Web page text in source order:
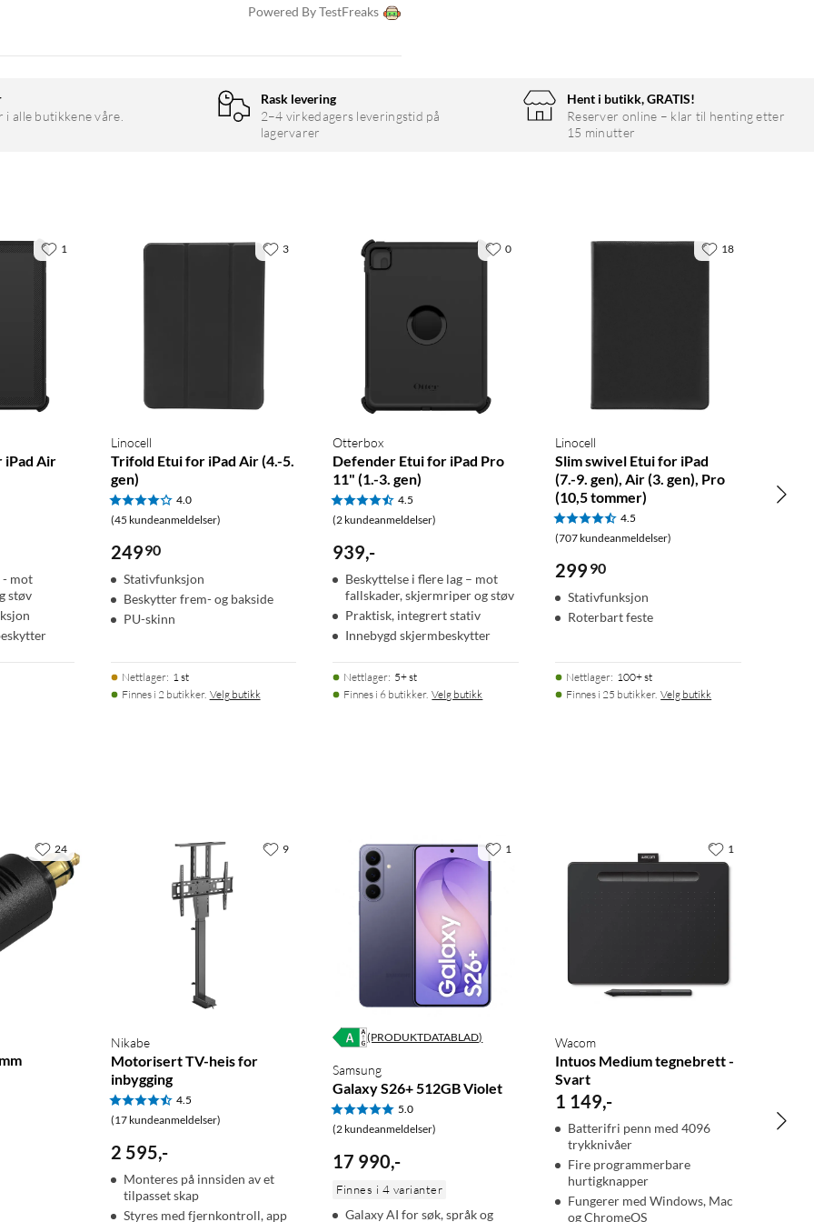
Powered By TestFreaks
alle butikkene våre.
Rask levering
2–4 virkedagers leveringstid på
lagervarer
Hent i butikk, GRATIS!
Reserver online – klar til henting etter
15 minutter
iPad Air
- mot
støv
1
Linocell
Trifold Etui for iPad Air (4.-5.
gen)
4.0
(45 kundeanmeldelser)
24990
Stativfunksjon
Beskytter frem- og bakside
PU-skinn
Nettlager: 1 st
Finnes i 2 butikker. Velg butikk
3
Otterbox
Defender Etui for iPad Pro
11" (1.-3. gen)
4.5
(2 kundeanmeldelser)
939,-
Beskyttelse i flere lag – mot
fallskader, skjermriper og støv
Praktisk, integrert stativ
Innebygd skjermbeskytter
Nettlager: 5+ st
Finnes i 6 butikker. Velg butikk
0
Linocell
Slim swivel Etui for iPad
(7.-9. gen), Air (3. gen), Pro
(10,5 tommer)
4.5
(707 kundeanmeldelser)
299 90
Stativfunksjon
Roterbart feste
Nettlager: 100+ st
Finnes i 25 butikker. Velg butikk
18
24
Nikabe
Motorisert TV-heis for
inbygging
4.5
(17 kundeanmeldelser)
2 595,-
Monteres på innsiden av et
tilpasset skap
Styres med fjernkontroll, app
9
(PRODUKTDATABLAD)
Samsung
Galaxy S26+ 512GB Violet
5.0
(2 kundeanmeldelser)
17 990,-
Finnes i 4 varianter
Galaxy AI for søk, språk og
1
Wacom
Intuos Medium tegnebrett -
Svart
1 149,-
Batterifri penn med 4096
trykknivåer
Fire programmerbare
hurtigknapper
Fungerer med Windows, Mac
og ChromeOS
1